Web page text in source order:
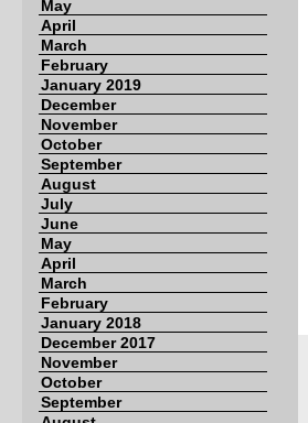
May
April
March
February
January 2019
December
November
October
September
August
July
June
May
April
March
February
January 2018
December 2017
November
October
September